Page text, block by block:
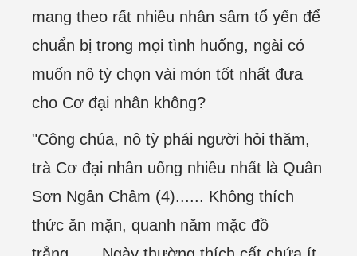
mang theo rất nhiều nhân sâm tổ yến để
chuẩn bị trong mọi tình huống, ngài có
muốn nô tỳ chọn vài món tốt nhất đưa
cho Cơ đại nhân không?
"Công chúa, nô tỳ phái người hỏi thăm,
trà Cơ đại nhân uống nhiều nhất là Quân
Sơn Ngân Châm (4)...... Không thích
thức ăn mặn, quanh năm mặc đồ